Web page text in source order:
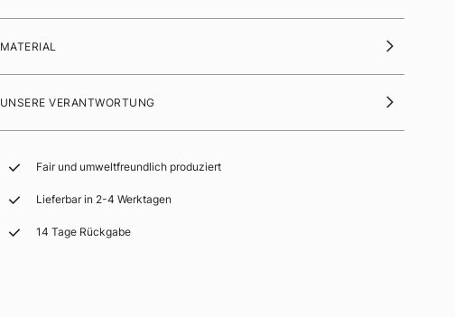
MATERIAL
UNSERE VERANTWORTUNG
Fair und umweltfreundlich produziert
Lieferbar in 2-4 Werktagen
14 Tage Rückgabe